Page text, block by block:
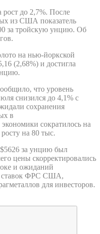
рост до 2,7%. После
из США показатель
за тройскую унцию. Об
на нью-йоркской
(2,68%) и достигла
что уровень
снизился до 4,1% с
сохранения
в
экономики сократилось на
на 80 тыс.
за унцию был
цены скорректировались
и ожиданий
ставок ФРС США,
для инвесторов.